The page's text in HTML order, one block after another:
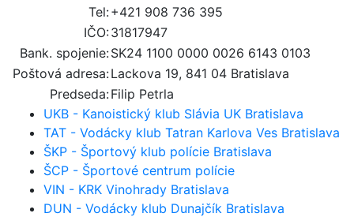
Tel:+421 908 736 395
IČO:31817947
Bank. spojenie:SK24 1100 0000 0026 6143 0103
Poštová adresa:Lackova 19, 841 04 Bratislava
Predseda:Filip Petrla
UKB - Kanoistický klub Slávia UK Bratislava
TAT - Vodácky klub Tatran Karlova Ves Bratislava
ŠKP - Športový klub polície Bratislava
ŠCP - Športové centrum polície
VIN - KRK Vinohrady Bratislava
DUN - Vodácky klub Dunajčík Bratislava